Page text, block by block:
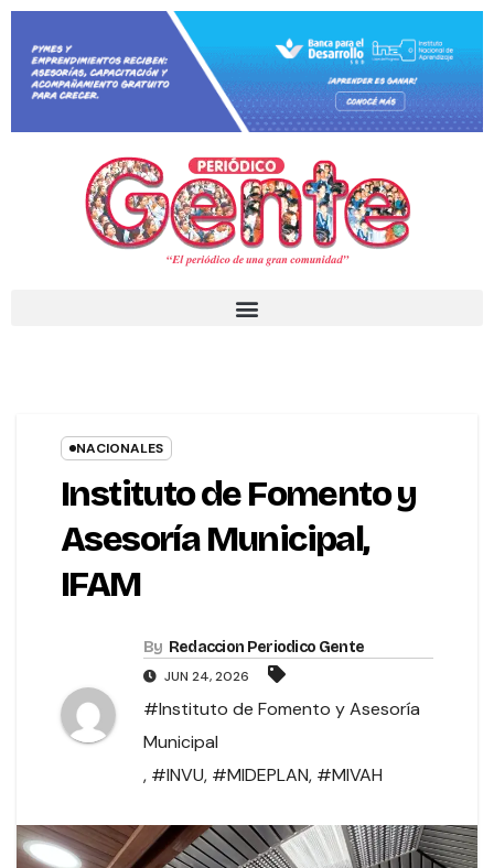
NACIONALES
Instituto de Fomento y
Asesoría Municipal,
IFAM
By Redaccion Periodico Gente
JUN 24, 2026
#Instituto de Fomento y Asesoría
Municipal
, #INVU, #MIDEPLAN, #MIVAH